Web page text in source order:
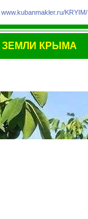
www.kubanmakler.ru/KRYIM/
ЗЕМЛИ КРЫМА